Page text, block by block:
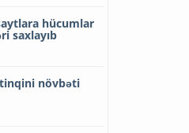
hücumlar
saxlayıb
növbəti